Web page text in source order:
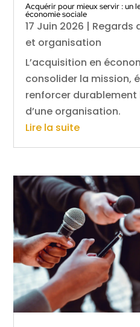
Acquérir pour mieux servir : un
économie sociale
17 Juin 2026 | Regards
et organisation
L’acquisition en
consolider la mission,
renforcer
d’une organisation.
Lire la suite